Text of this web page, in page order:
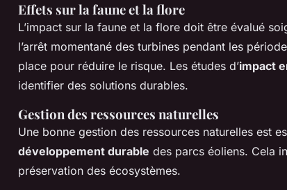
Effets sur la faune et la flore
L’impact sur la faune et la flore doit être évalué
l’arrêt momentané des turbines pendant les
place pour réduire le risque. Les études d’impact
identifier des solutions durables.
Gestion des ressources naturelles
Une bonne gestion des ressources naturelles est
développement durable des parcs éoliens. Cela
préservation des écosystèmes.